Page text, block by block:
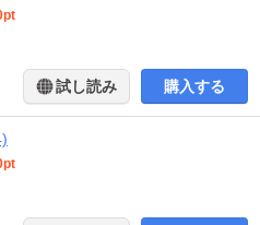
試し読み 購入する